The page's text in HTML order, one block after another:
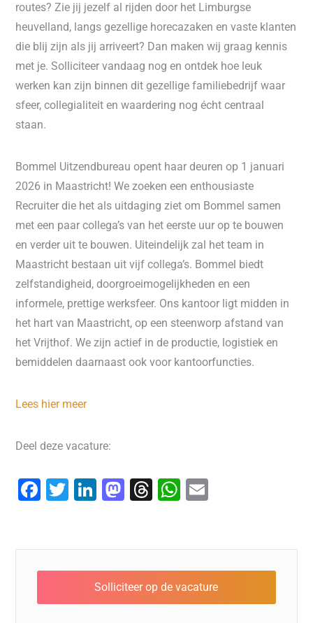
routes? Zie jij jezelf al rijden door het Limburgse
heuvelland, langs gezellige horecazaken en vaste klanten
die blij zijn als jij arriveert? Dan maken wij graag kennis
met je. Solliciteer vandaag nog en ontdek hoe leuk
werken kan zijn binnen dit gezellige familiebedrijf waar
sfeer, collegialiteit en waardering nog écht centraal
staan.
Bommel Uitzendbureau opent haar deuren op 1 januari
2026 in Maastricht! We zoeken een enthousiaste
Recruiter die het als uitdaging ziet om Bommel samen
met een paar collega’s van het eerste uur op te bouwen
en verder uit te bouwen. Uiteindelijk zal het team in
Maastricht bestaan uit vijf collega’s. Bommel biedt
zelfstandigheid, doorgroeimogelijkheden en een
informele, prettige werksfeer. Ons kantoor ligt midden in
het hart van Maastricht, op een steenworp afstand van
het Vrijthof. We zijn actief in de productie, logistiek en
bemiddelen daarnaast ook voor kantoorfuncties.
Lees hier meer
Deel deze vacature:
F
e
b
o
T
er
Li
e
dI
n
M
o
d
o
T
a
d
s
W
s
A
p
l